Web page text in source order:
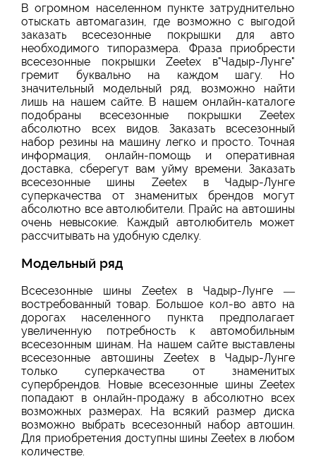
В огромном населенном пункте затруднительно
отыскать автомагазин, где возможно с выгодой
заказать всесезонные покрышки для авто
необходимого типоразмера. Фраза приобрести
всесезонные покрышки Zeetex в"Чадыр-Лунге"
гремит буквально на каждом шагу. Но
значительный модельный ряд, возможно найти
лишь на нашем сайте. В нашем онлайн-каталоге
подобраны всесезонные покрышки Zeetex
абсолютно всех видов. Заказать всесезонный
набор резины на машину легко и просто. Точная
информация, онлайн-помощь и оперативная
доставка, сберегут вам уйму времени. Заказать
всесезонные шины Zeetex в Чадыр-Лунге
суперкачества от знаменитых брендов могут
абсолютно все автолюбители. Прайс на автошины
очень невысокие. Каждый автолюбитель может
рассчитывать на удобную сделку.
Модельный ряд
Всесезонные шины Zeetex в Чадыр-Лунге —
востребованный товар. Большое кол-во авто на
дорогах населенного пункта предполагает
увеличенную потребность к автомобильным
всесезонным шинам. На нашем сайте выставлены
всесезонные автошины Zeetex в Чадыр-Лунге
только суперкачества от знаменитых
супербрендов. Новые всесезонные шины Zeetex
попадают в онлайн-продажу в абсолютно всех
возможных размерах. На всякий размер диска
возможно выбрать всесезонный набор автошин.
Для приобретения доступны шины Zeetex в любом
количестве.